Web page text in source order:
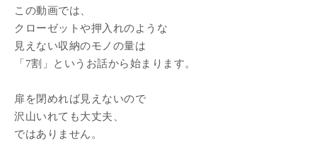
この動画では、
クローゼットや押入れのような
見えない収納のモノの量は
「7割」というお話から始まります。
扉を閉めれば見えないので
沢山いれても大丈夫、
ではありません。